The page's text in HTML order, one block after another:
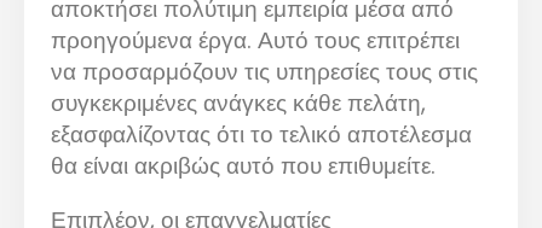
αποκτήσει πολύτιμη εμπειρία μέσα από
προηγούμενα έργα. Αυτό τους επιτρέπει
να προσαρμόζουν τις υπηρεσίες τους στις
συγκεκριμένες ανάγκες κάθε πελάτη,
εξασφαλίζοντας ότι το τελικό αποτέλεσμα
θα είναι ακριβώς αυτό που επιθυμείτε.
Επιπλέον, οι επαγγελματίες